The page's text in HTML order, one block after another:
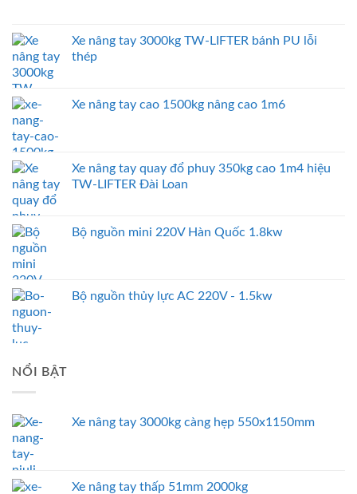
Xe nâng tay 3000kg TW-LIFTER bánh PU lỗi
thép
Xe nâng tay cao 1500kg nâng cao 1m6
Xe nâng tay quay đổ phuy 350kg cao 1m4 hiệu
TW-LIFTER Đài Loan
Bộ nguồn mini 220V Hàn Quốc 1.8kw
Bộ nguồn thủy lực AC 220V - 1.5kw
NỔI BẬT
Xe nâng tay 3000kg càng hẹp 550x1150mm
Xe nâng tay thấp 51mm 2000kg